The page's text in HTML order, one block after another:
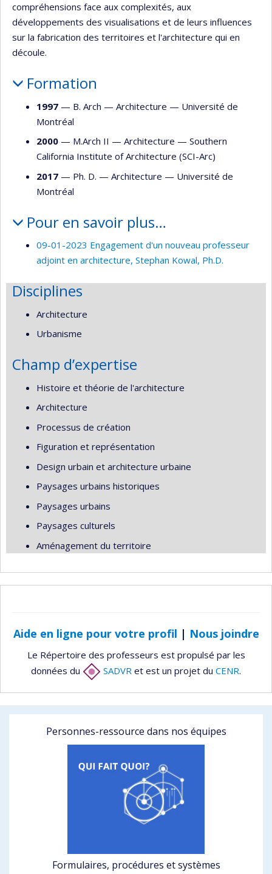
compréhensions face aux complexités, aux
développements des visualisations et de leurs influences
sur la fabrication des territoires et l'architecture qui en
découle.
Formation
1997 — B. Arch — Architecture — Université de
Montréal
2000 — M.Arch II — Architecture — Southern
California Institute of Architecture (SCI-Arc)
2017 — Ph. D. — Architecture — Université de
Montréal
Pour en savoir plus…
09-01-2023 Engagement d'un nouveau professeur
adjoint en architecture, Stephan Kowal, Ph.D.
Disciplines
Architecture
Urbanisme
Champ d’expertise
Histoire et théorie de l'architecture
Architecture
Processus de création
Figuration et représentation
Design urbain et architecture urbaine
Paysages urbains historiques
Paysages urbains
Paysages culturels
Aménagement du territoire
Aide en ligne pour votre profil | Nous joindre
Le Répertoire des professeurs est propulsé par les
données du
SADVR et est un projet du CENR.
Personnes-ressource dans nos équipes
Formulaires, procédures et systèmes